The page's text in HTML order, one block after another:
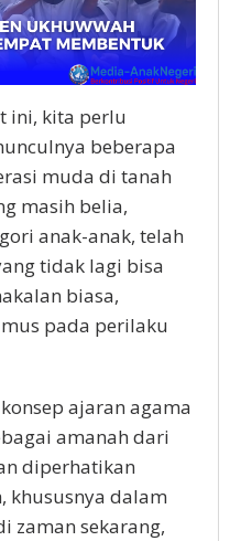
ini, kita perlu
beberapa
muda di tanah
masih belia,
anak-anak, telah
tidak lagi bisa
biasa,
pada perilaku
ajaran agama
amanah dari
diperhatikan
khususnya dalam
zaman sekarang,